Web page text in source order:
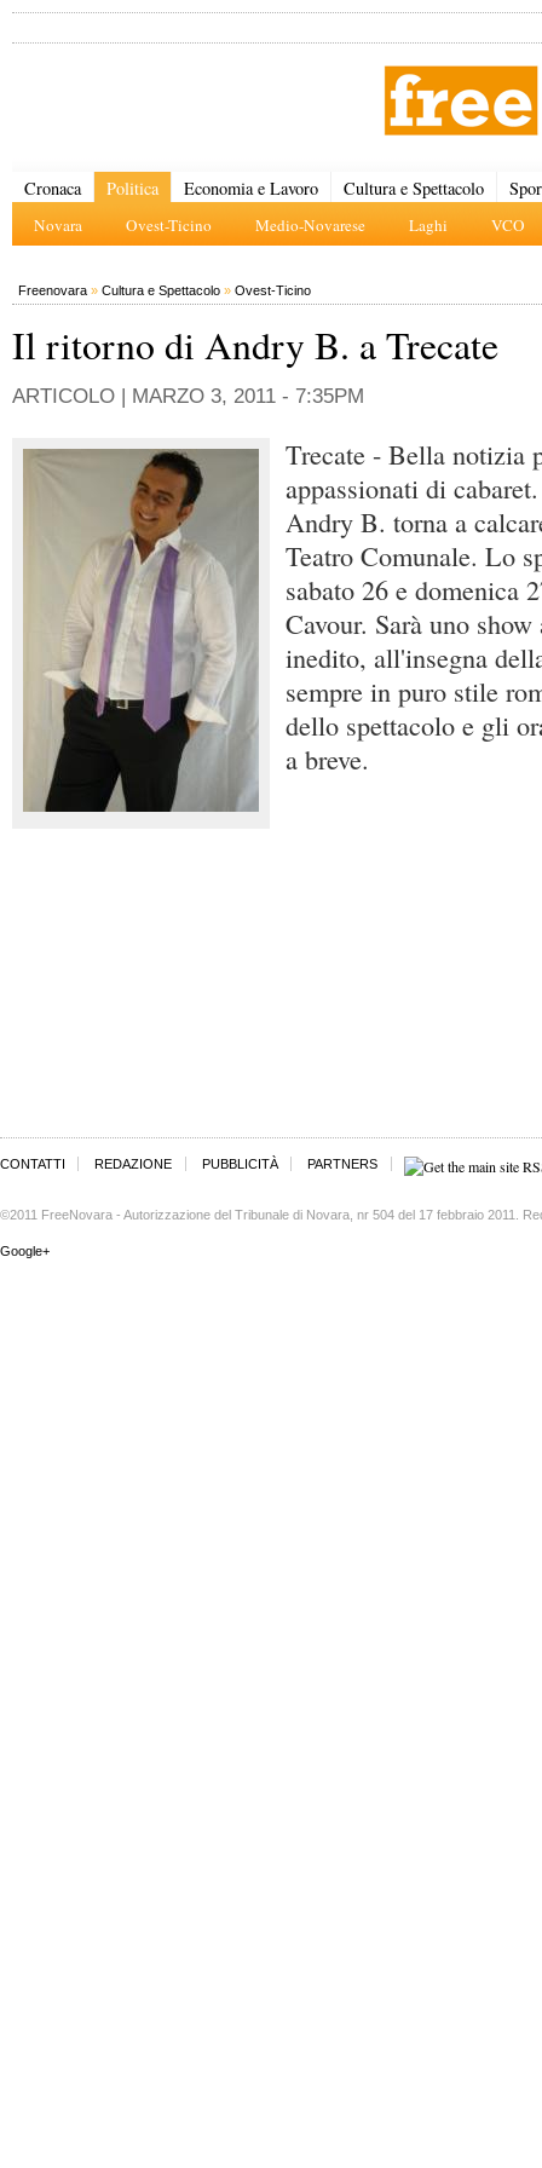
Cronaca Politica
Novara Ovest-Ticino Medio-Novarese Laghi VCO
Economia e Lavoro Cultura e Spettacolo
Freenovara » Cultura e Spettacolo » Ovest-Ticino
Il ritorno di Andry B. a Trecate
ARTICOLO | MARZO 3, 2011 - 7:35PM
Trecate - Bella notizia
appassionati di
Andry B. torna a
Teatro Comunale. Lo
sabato 26 e domenica
Cavour. Sarà uno show
inedito, all'insegna
sempre in puro stile
dello spettacolo e gli
a breve.
CONTATTI REDAZIONE PUBBLICITÀ PARTNERS
©2011 FreeNovara - Autorizzazione del Tribunale di Novara, nr 504 del 17 febbraio 2011.
Google+